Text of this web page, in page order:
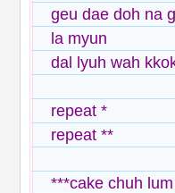
geu dae doh na
la myun
dal lyuh wah
repeat *
repeat **
***cake chuh